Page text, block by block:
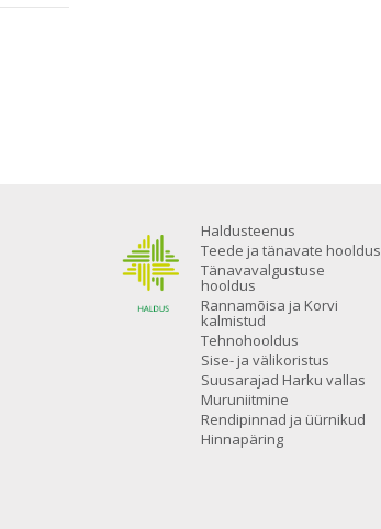
Haldusteenus
Teede ja tänavate hooldus
Tänavavalgustuse
hooldus
Rannamõisa ja Korvi
kalmistud
Tehnohooldus
Sise- ja välikoristus
Suusarajad Harku vallas
Muruniitmine
Rendipinnad ja üürnikud
Hinnapäring